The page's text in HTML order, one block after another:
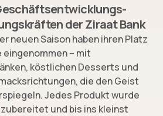
der Ziraat Bank
neuen Saison haben ihren Platz
– mit
köstlichen Desserts und
die den Geist
Jedes Produkt wurde
und bis ins kleinst